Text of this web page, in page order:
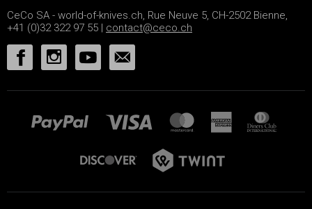
CeCo SA - world-of-knives.ch, Rue Neuve 5, CH-2502 Bienne,
+41 (0)32 322 97 55 | contact@ceco.ch